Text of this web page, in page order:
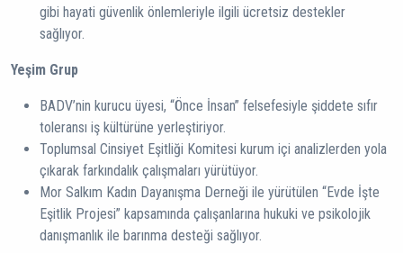
gibi hayati güvenlik önlemleriyle ilgili ücretsiz destekler
sağlıyor.
Yeşim Grup
BADV’nin kurucu üyesi, “Önce İnsan” felsefesiyle şiddete sıfır
toleransı iş kültürüne yerleştiriyor.
Toplumsal Cinsiyet Eşitliği Komitesi kurum içi analizlerden yola
çıkarak farkındalık çalışmaları yürütüyor.
Mor Salkım Kadın Dayanışma Derneği ile yürütülen “Evde İşte
Eşitlik Projesi” kapsamında çalışanlarına hukuki ve psikolojik
danışmanlık ile barınma desteği sağlıyor.